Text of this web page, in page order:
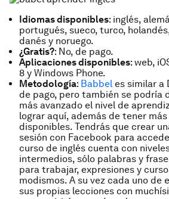
Idiomas disponibles: inglés,
portugués, sueco, turco,
danés y noruego.
¿Gratis?: No, de pago.
Aplicaciones disponibles: web,
8 y Windows Phone.
Metodología: Babbel es similar a
de pago, pero también se podría
más avanzado el nivel de
lograr aquí, además de tener
disponibles. Tendrás que crear
sesión con Facebook para
curso de inglés cuenta con
intermedios, sólo palabras y
para trabajar, expresiones y
modismos. A su vez cada uno de
sus propias lecciones con